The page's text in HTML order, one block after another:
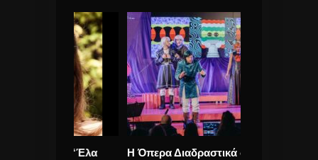
Η Όπερα Διαδραστικά στα